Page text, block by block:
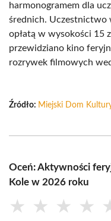
harmonogramem dla
średnich. Uczestnictwo
opłatą w wysokości 15
przewidziano kino
rozrywek filmowych
Źródło: Miejski Dom
Oceń: Aktywności
Kole w 2026 roku
★ ★ ★ ★